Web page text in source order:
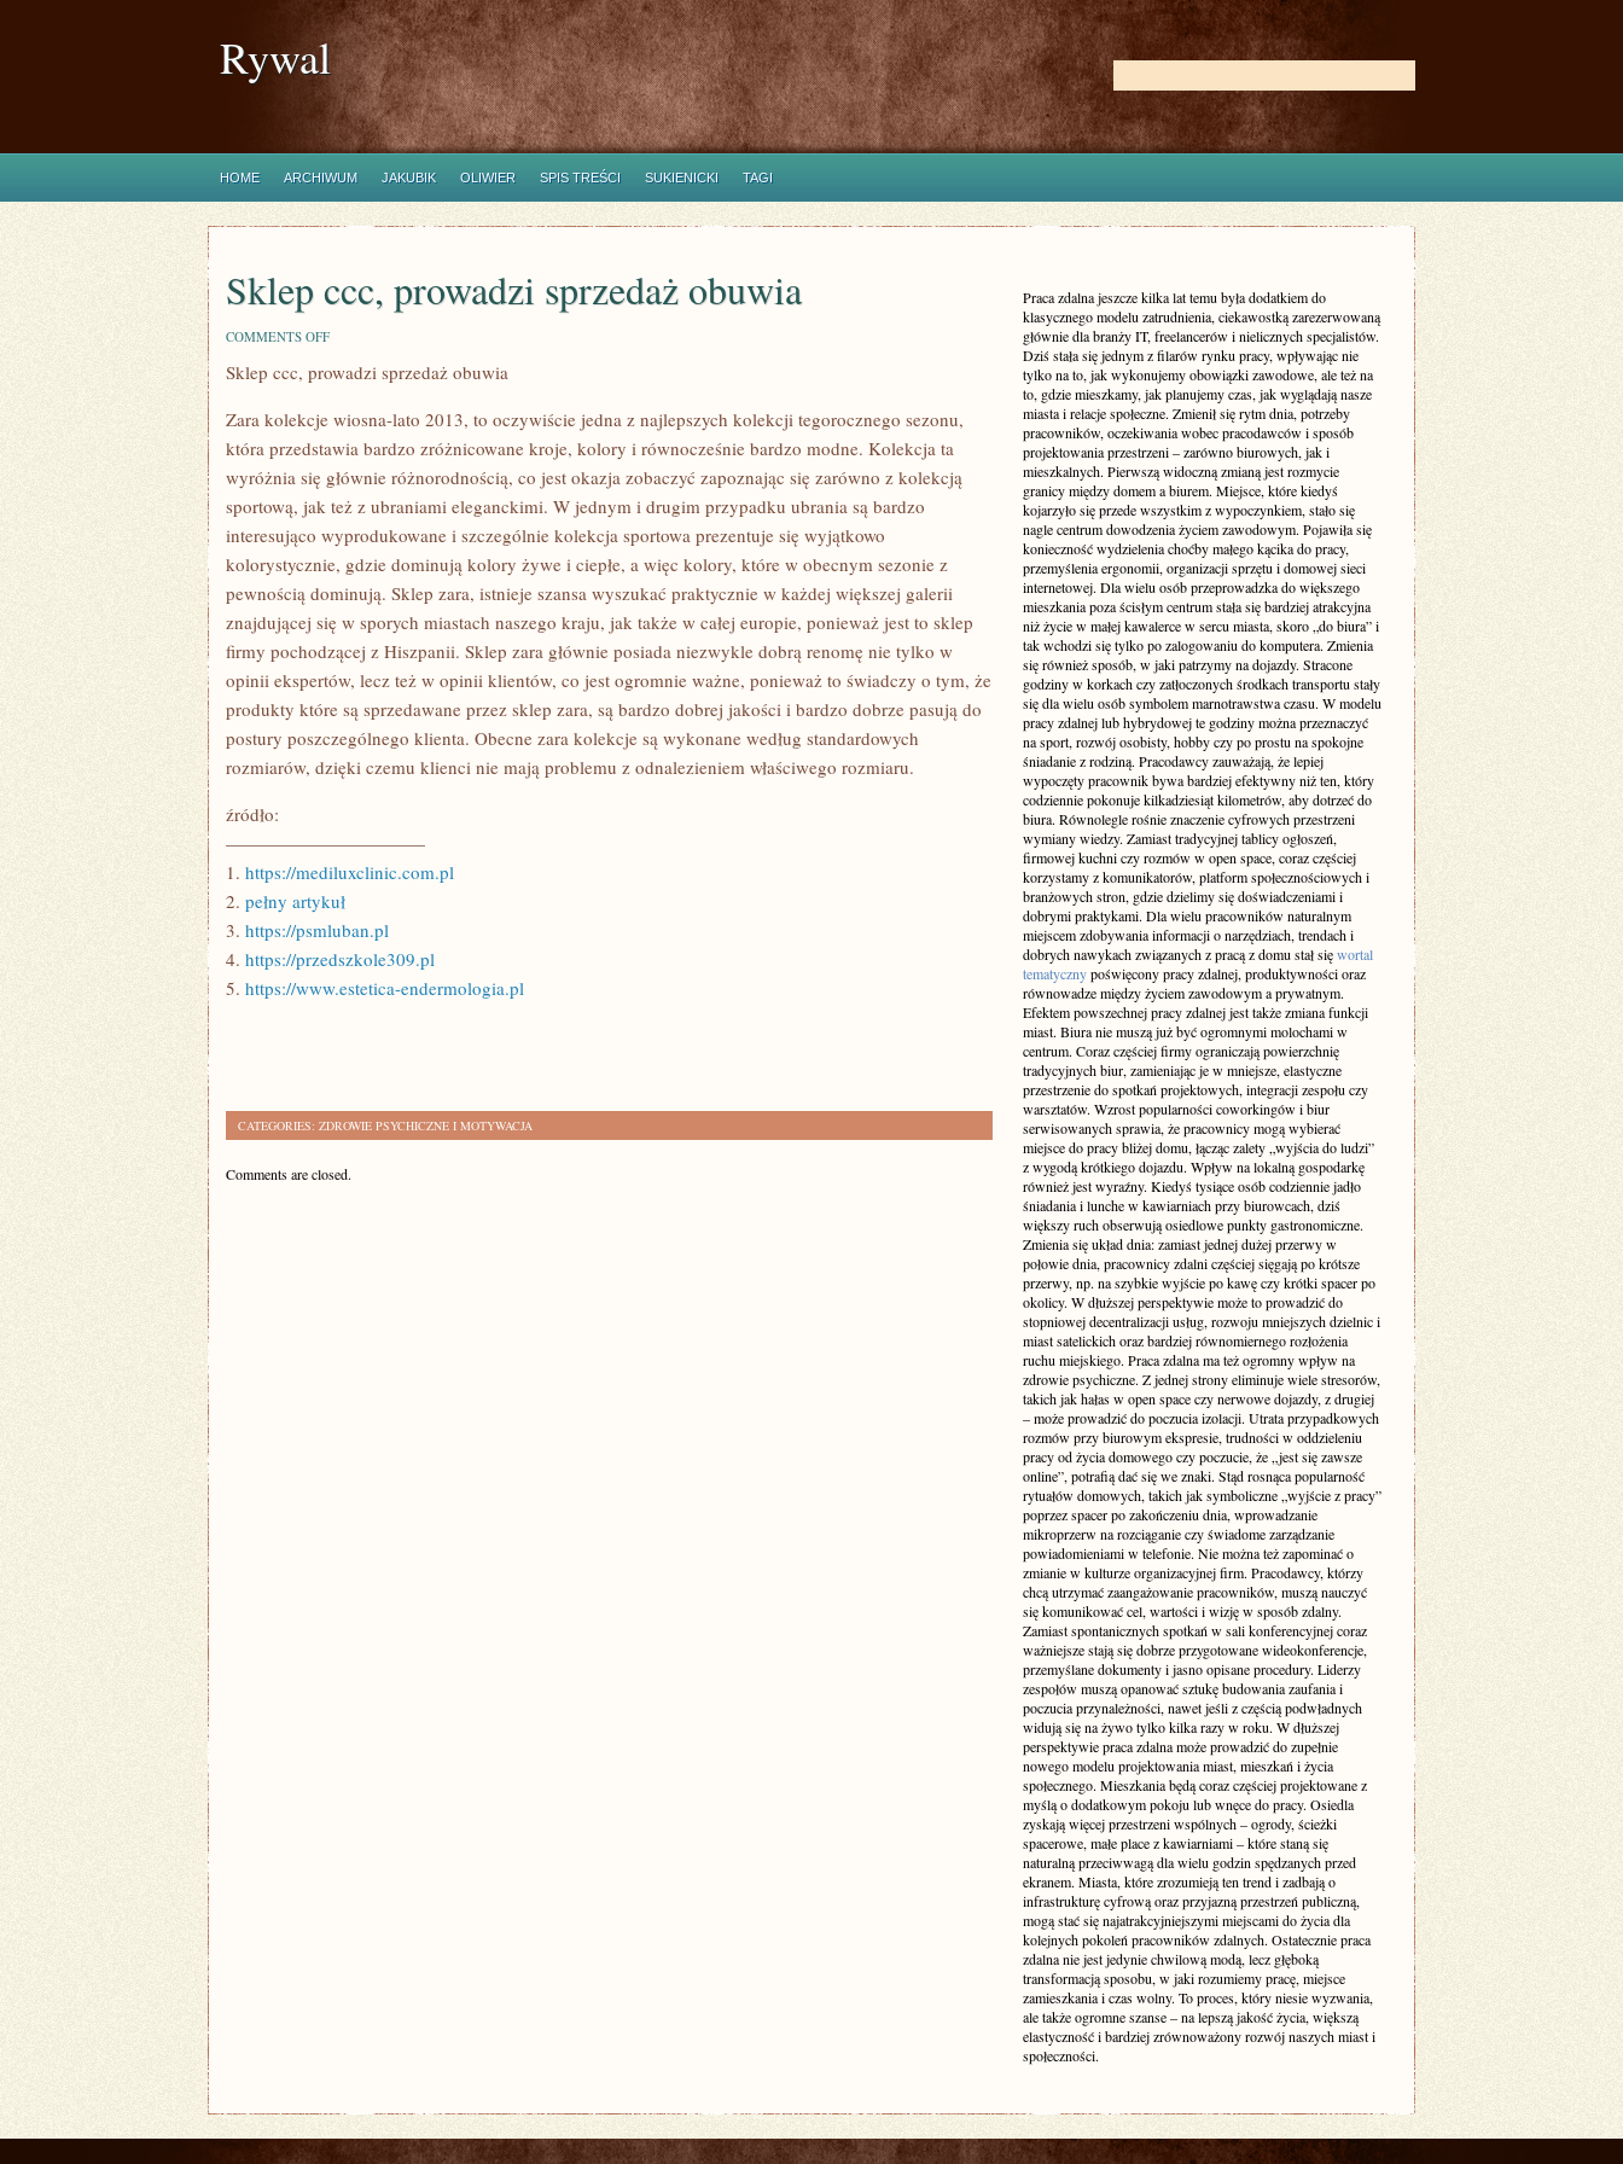
Rywal
HOME ARCHIWUM JAKUBIK OLIWIER SPIS TREŚCI SUKIENICKI TAGI
Sklep ccc, prowadzi sprzedaż obuwia
COMMENTS OFFON
CCC,
OBUWIA
Sklep ccc, prowadzi sprzedaż obuwia
Zara kolekcje wiosna-lato 2013, to oczywiście jedna z najlepszych kolekcji tegorocznego sezonu,
która przedstawia bardzo zróżnicowane kroje, kolory i równocześnie bardzo modne. Kolekcja ta
wyróżnia się głównie różnorodnością, co jest okazja zobaczyć zapoznając się zarówno z kolekcją
sportową, jak też z ubraniami eleganckimi. W jednym i drugim przypadku ubrania są bardzo
interesująco wyprodukowane i szczególnie kolekcja sportowa prezentuje się wyjątkowo
kolorystycznie, gdzie dominują kolory żywe i ciepłe, a więc kolory, które w obecnym sezonie z
pewnością dominują. Sklep zara, istnieje szansa wyszukać praktycznie w każdej większej galerii
znajdującej się w sporych miastach naszego kraju, jak także w całej europie, ponieważ jest to sklep
firmy pochodzącej z Hiszpanii. Sklep zara głównie posiada niezwykle dobrą renomę nie tylko w
opinii ekspertów, lecz też w opinii klientów, co jest ogromnie ważne, ponieważ to świadczy o tym, że
produkty które są sprzedawane przez sklep zara, są bardzo dobrej jakości i bardzo dobrze pasują do
postury poszczególnego klienta. Obecne zara kolekcje są wykonane według standardowych
rozmiarów, dzięki czemu klienci nie mają problemu z odnalezieniem właściwego rozmiaru.
źródło:
———————————
1. https://mediluxclinic.com.pl
2. pełny artykuł
3. https://psmluban.pl
4. https://przedszkole309.pl
5. https://www.estetica-endermologia.pl
CATEGORIES: ZDROWIE PSYCHICZNE I MOTYWACJA
Comments are closed.
Praca zdalna jeszcze kilka lat temu była dodatkiem do
klasycznego modelu zatrudnienia, ciekawostką zarezerwowaną
głównie dla branży IT, freelancerów i nielicznych specjalistów.
Dziś stała się jednym z filarów rynku pracy, wpływając nie
tylko na to, jak wykonujemy obowiązki zawodowe, ale też na
to, gdzie mieszkamy, jak planujemy czas, jak wyglądają nasze
miasta i relacje społeczne. Zmienił się rytm dnia, potrzeby
pracowników, oczekiwania wobec pracodawców i sposób
projektowania przestrzeni – zarówno biurowych, jak i
mieszkalnych. Pierwszą widoczną zmianą jest rozmycie
granicy między domem a biurem. Miejsce, które kiedyś
kojarzyło się przede wszystkim z wypoczynkiem, stało się
nagle centrum dowodzenia życiem zawodowym. Pojawiła się
konieczność wydzielenia choćby małego kącika do pracy,
przemyślenia ergonomii, organizacji sprzętu i domowej sieci
internetowej. Dla wielu osób przeprowadzka do większego
mieszkania poza ścisłym centrum stała się bardziej atrakcyjna
niż życie w małej kawalerce w sercu miasta, skoro „do biura” i
tak wchodzi się tylko po zalogowaniu do komputera. Zmienia
się również sposób, w jaki patrzymy na dojazdy. Stracone
godziny w korkach czy zatłoczonych środkach transportu stały
się dla wielu osób symbolem marnotrawstwa czasu. W modelu
pracy zdalnej lub hybrydowej te godziny można przeznaczyć
na sport, rozwój osobisty, hobby czy po prostu na spokojne
śniadanie z rodziną. Pracodawcy zauważają, że lepiej
wypoczęty pracownik bywa bardziej efektywny niż ten, który
codziennie pokonuje kilkadziesiąt kilometrów, aby dotrzeć do
biura. Równolegle rośnie znaczenie cyfrowych przestrzeni
wymiany wiedzy. Zamiast tradycyjnej tablicy ogłoszeń,
firmowej kuchni czy rozmów w open space, coraz częściej
korzystamy z komunikatorów, platform społecznościowych i
branżowych stron, gdzie dzielimy się doświadczeniami i
dobrymi praktykami. Dla wielu pracowników naturalnym
miejscem zdobywania informacji o narzędziach, trendach i
dobrych nawykach związanych z pracą z domu stał sięwortal
tematycznypoświęcony pracy zdalnej, produktywności oraz
równowadze między życiem zawodowym a prywatnym.
Efektem powszechnej pracy zdalnej jest także zmiana funkcji
miast. Biura nie muszą już być ogromnymi molochami w
centrum. Coraz częściej firmy ograniczają powierzchnię
tradycyjnych biur, zamieniając je w mniejsze, elastyczne
przestrzenie do spotkań projektowych, integracji zespołu czy
warsztatów. Wzrost popularności coworkingów i biur
serwisowanych sprawia, że pracownicy mogą wybierać
miejsce do pracy bliżej domu, łącząc zalety „wyjścia do ludzi”
z wygodą krótkiego dojazdu. Wpływ na lokalną gospodarkę
również jest wyraźny. Kiedyś tysiące osób codziennie jadło
śniadania i lunche w kawiarniach przy biurowcach, dziś
większy ruch obserwują osiedlowe punkty gastronomiczne.
Zmienia się układ dnia: zamiast jednej dużej przerwy w
połowie dnia, pracownicy zdalni częściej sięgają po krótsze
przerwy, np. na szybkie wyjście po kawę czy krótki spacer po
okolicy. W dłuższej perspektywie może to prowadzić do
stopniowej decentralizacji usług, rozwoju mniejszych dzielnic i
miast satelickich oraz bardziej równomiernego rozłożenia
ruchu miejskiego. Praca zdalna ma też ogromny wpływ na
zdrowie psychiczne. Z jednej strony eliminuje wiele stresorów,
takich jak hałas w open space czy nerwowe dojazdy, z drugiej
– może prowadzić do poczucia izolacji. Utrata przypadkowych
rozmów przy biurowym ekspresie, trudności w oddzieleniu
pracy od życia domowego czy poczucie, że „jest się zawsze
online”, potrafią dać się we znaki. Stąd rosnąca popularność
rytuałów domowych, takich jak symboliczne „wyjście z pracy”
poprzez spacer po zakończeniu dnia, wprowadzanie
mikroprzerw na rozciąganie czy świadome zarządzanie
powiadomieniami w telefonie. Nie można też zapominać o
zmianie w kulturze organizacyjnej firm. Pracodawcy, którzy
chcą utrzymać zaangażowanie pracowników, muszą nauczyć
się komunikować cel, wartości i wizję w sposób zdalny.
Zamiast spontanicznych spotkań w sali konferencyjnej coraz
ważniejsze stają się dobrze przygotowane wideokonferencje,
przemyślane dokumenty i jasno opisane procedury. Liderzy
zespołów muszą opanować sztukę budowania zaufania i
poczucia przynależności, nawet jeśli z częścią podwładnych
widują się na żywo tylko kilka razy w roku. W dłuższej
perspektywie praca zdalna może prowadzić do zupełnie
nowego modelu projektowania miast, mieszkań i życia
społecznego. Mieszkania będą coraz częściej projektowane z
myślą o dodatkowym pokoju lub wnęce do pracy. Osiedla
zyskają więcej przestrzeni wspólnych – ogrody, ścieżki
spacerowe, małe place z kawiarniami – które staną się
naturalną przeciwwagą dla wielu godzin spędzanych przed
ekranem. Miasta, które zrozumieją ten trend i zadbają o
infrastrukturę cyfrową oraz przyjazną przestrzeń publiczną,
mogą stać się najatrakcyjniejszymi miejscami do życia dla
kolejnych pokoleń pracowników zdalnych. Ostatecznie praca
zdalna nie jest jedynie chwilową modą, lecz głęboką
transformacją sposobu, w jaki rozumiemy pracę, miejsce
zamieszkania i czas wolny. To proces, który niesie wyzwania,
ale także ogromne szanse – na lepszą jakość życia, większą
elastyczność i bardziej zrównoważony rozwój naszych miast i
społeczności.